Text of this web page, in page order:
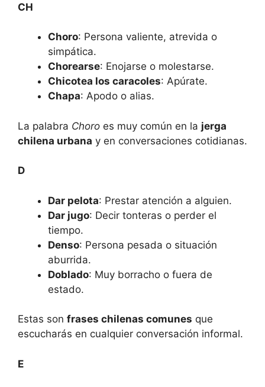
CH
Choro: Persona valiente, atrevida o
simpática.
Chorearse: Enojarse o molestarse.
Chicotea los caracoles: Apúrate.
Chapa: Apodo o alias.
La palabra Choro es muy común en la jerga
chilena urbana y en conversaciones cotidianas.
D
Dar pelota: Prestar atención a alguien.
Dar jugo: Decir tonteras o perder el
tiempo.
Denso: Persona pesada o situación
aburrida.
Doblado: Muy borracho o fuera de
estado.
Estas son frases chilenas comunes que
escucharás en cualquier conversación informal.
E